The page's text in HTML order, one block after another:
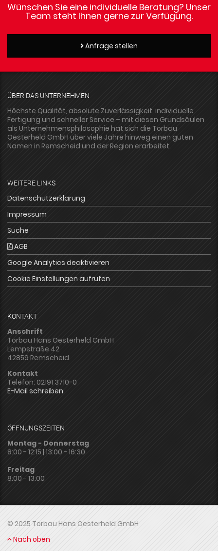
Wünschen Sie eine individuelle Beratung? Unser
Team steht Ihnen gerne zur Verfügung.
Anfrage stellen
ÜBER DAS UNTERNEHMEN
Höchste Qualität, absolute Zuverlässigkeit, individuelle
Fertigung und schneller Service – mit diesen Grundsäulen
als Unternehmensphilosophie hat sich die Torbau
Oesterheld GmbH über viele Jahre hinweg einen guten
Namen in Remscheid und der Region erarbeitet.
WEITERE LINKS
Datenschutzerklärung
Impressum
Suche
AGB
Google Analytics deaktivieren
Cookie Einstellungen aufrufen
KONTAKT
Anschrift
Torbau Hans Oesterheld GmbH
Lempstraße 42
42859 Remscheid
Kontakt
Telefon: 02191 3710-0
E-Mail schreiben
ÖFFNUNGSZEITEN
Montag - Donnerstag
8:00 - 12:15 | 13:00 - 16:30
Freitag
8:00 - 13:00
© 2025 Torbau Hans Oesterheld GmbH
Nach oben